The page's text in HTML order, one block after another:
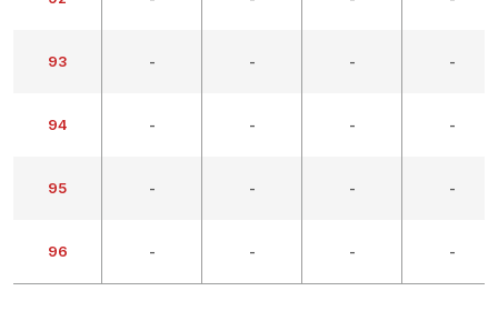
93 - - - -
94 - - - -
95 - - - -
96 - - - -